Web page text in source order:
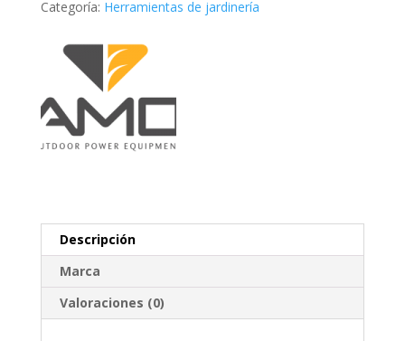
Categoría: Herramientas de jardinería
Descripción
Marca
Valoraciones (0)